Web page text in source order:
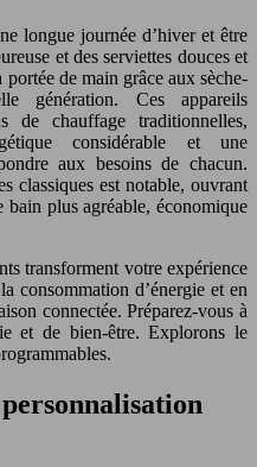
longue journée d’hiver et être
et des serviettes douces et
de main grâce aux sèche-
génération. Ces appareils
de chauffage traditionnelles,
considérable et une
aux besoins de chacun.
classiques est notable, ouvrant
bain plus agréable, économique
transforment votre expérience
consommation d’énergie et en
connectée. Préparez-vous à
et de bien-être. Explorons le